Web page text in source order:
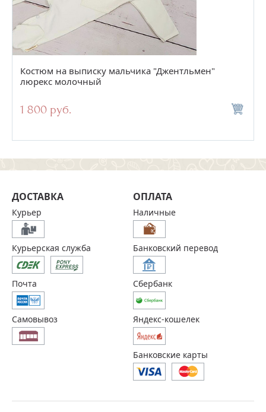
Костюм на выписку мальчика "Джентльмен"
люрекс молочный
1 800 руб.
ДОСТАВКА
Курьер
Курьерская служба
Почта
Самовывоз
ОПЛАТА
Наличные
Банковский перевод
Сбербанк
Яндекс-кошелек
Банковские карты